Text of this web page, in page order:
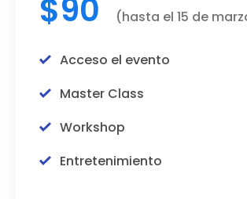
$90 (hasta el 15 de
Acceso el evento
Master Class
Workshop
Entretenimiento